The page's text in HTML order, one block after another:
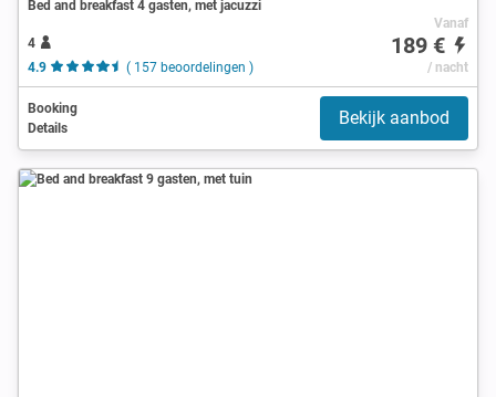
Bed and breakfast 4 gasten, met jacuzzi
4
4.9
( 157 beoordelingen )
Vanaf
189 €
/ nacht
Booking
Details
Bekijk aanbod